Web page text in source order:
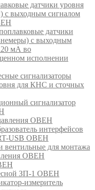
датчики уровня
с выходным сигналом
датчики
с выходным
мА во
исполнении
сигнализаторы
для КНС и сточных
сигнализатор
ОВЕН
интерфейсов
USB ОВЕН
вентильные для монтажа
ОВЕН
ЗП-1 ОВЕН
измеритель